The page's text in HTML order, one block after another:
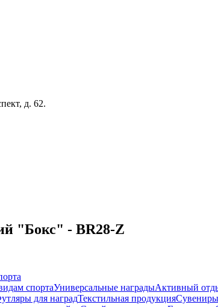
д. 62.
"Бокс" - BR28-Z
спортаУниверсальные наградыАктивный
для наградТекстильная продукцияСувениры